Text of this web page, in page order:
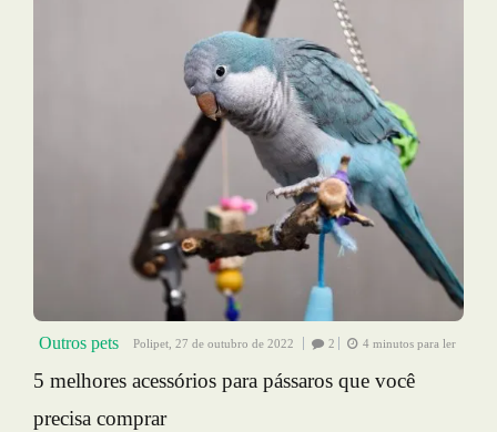
Outros pets Polipet, 27 de outubro de 2022 2 4 minutos para ler
5 melhores acessórios para pássaros que você
precisa comprar